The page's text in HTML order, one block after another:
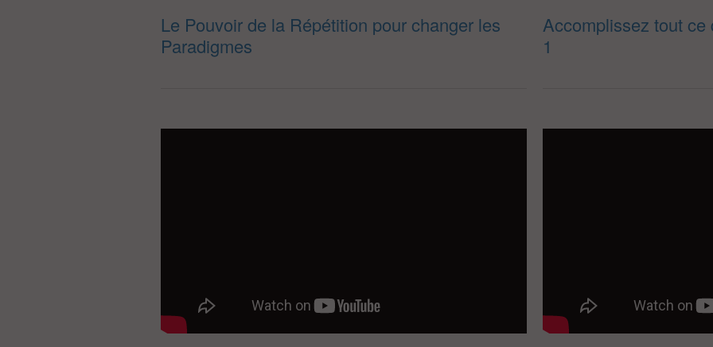
Le Pouvoir de la Répétition pour changer les
Paradigmes
Accomplissez tout
1